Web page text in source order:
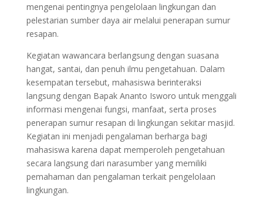
mengenai pentingnya pengelolaan lingkungan dan
pelestarian sumber daya air melalui penerapan sumur
resapan.
Kegiatan wawancara berlangsung dengan suasana
hangat, santai, dan penuh ilmu pengetahuan. Dalam
kesempatan tersebut, mahasiswa berinteraksi
langsung dengan Bapak Ananto Isworo untuk menggali
informasi mengenai fungsi, manfaat, serta proses
penerapan sumur resapan di lingkungan sekitar masjid.
Kegiatan ini menjadi pengalaman berharga bagi
mahasiswa karena dapat memperoleh pengetahuan
secara langsung dari narasumber yang memiliki
pemahaman dan pengalaman terkait pengelolaan
lingkungan.